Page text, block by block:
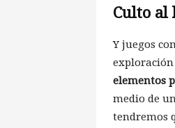
Culto al
Y juegos
elementos
medio de
tendremos